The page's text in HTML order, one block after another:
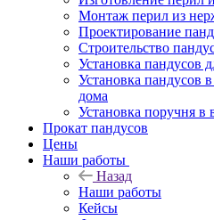
Монтаж перил из
Проектирование
Строительство
Установка пандусов
Установка пандусов
дома
Установка поручня в
Прокат пандусов
Цены
Наши работы
Назад
Наши работы
Кейсы